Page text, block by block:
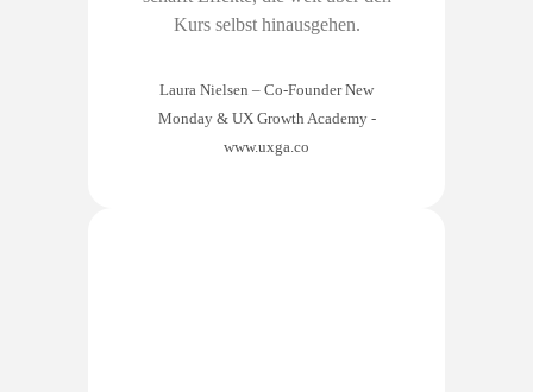
Kurs selbst hinausgehen.
Laura Nielsen – Co-Founder New
Monday & UX Growth Academy -
www.uxga.co